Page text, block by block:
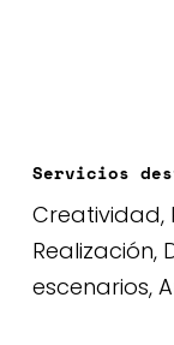
Servicios
Creatividad,
Realización,
escenarios,